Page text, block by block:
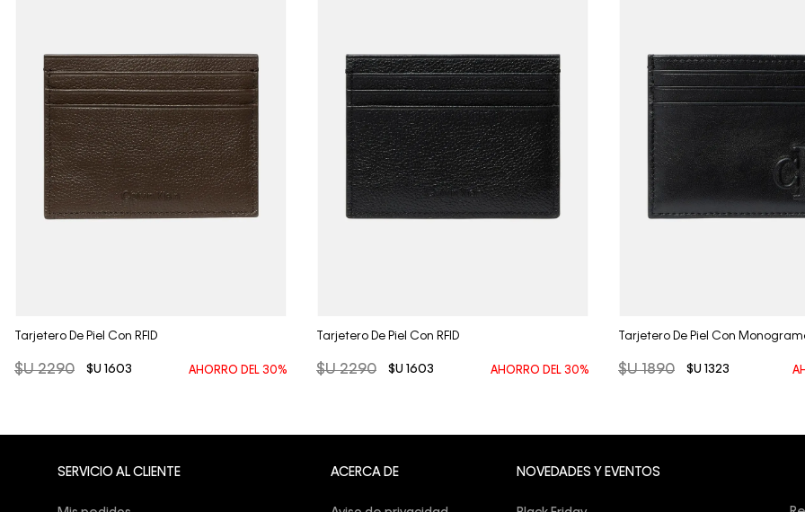
Tarjetero De Piel Con RFID
$U 2290 $U 1603 AHORRO DEL 30%
Tarjetero De Piel Con RFID
$U 2290 $U 1603 AHORRO DEL 30%
Tarjetero De Piel Con
$U 1890 $U 1323
SERVICIO AL CLIENTE ACERCA DE NOVEDADES Y EVENTOS